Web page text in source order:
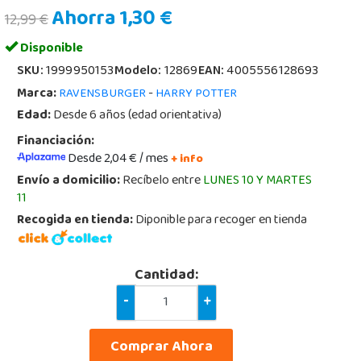
12,99 €Ahorra 1,30 €
Disponible
SKU:1999950153Modelo:12869EAN:4005556128693
Marca:RAVENSBURGER-HARRY POTTER
Edad:Desde 6 años (edad orientativa)
Financiación:
Desde 2,04 € / mes+ info
Envío a domicilio:Recíbelo entreLUNES 10 Y MARTES
11
Recogida en tienda:Diponible para recoger en tienda
Cantidad:
-
+
Comprar Ahora